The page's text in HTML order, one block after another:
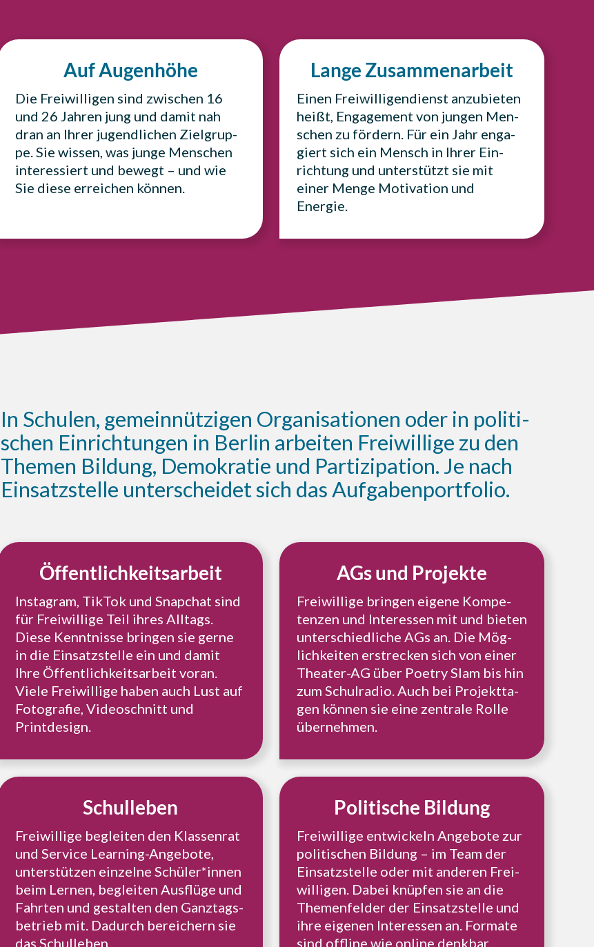
Auf Augen­hö­he
Die Frei­wil­li­gen sind zwi­schen 16
und 26 Jahren jung und damit nah
dran an Ihrer jugend­li­chen Ziel­grup­
pe. Sie wissen, was junge Men­schen
inter­es­siert und bewegt – und wie
Sie diese errei­chen können.
Lange Zusam­men­ar­beit
Einen Frei­wil­li­gen­dienst anzu­bie­ten
heißt, Enga­ge­ment von jungen Men­
schen zu fördern. Für ein Jahr enga­
giert sich ein Mensch in Ihrer Ein­
rich­tung und unter­stützt sie mit
einer Menge Moti­va­ti­on und
Energie.
In Schulen, gemein­nüt­zi­gen Orga­ni­sa­tio­nen oder in poli­ti­
schen Ein­rich­tun­gen in Berlin arbei­ten Frei­wil­li­ge zu den
Themen Bildung, Demo­kra­tie und Par­ti­zi­pa­ti­on. Je nach
Ein­satz­stel­le unter­schei­det sich das Aufgabenportfolio.
Öffent­lich­keits­ar­beit
Insta­gram, TikTok und Snap­chat sind
für Frei­wil­li­ge Teil ihres Alltags.
Diese Kennt­nis­se bringen sie gerne
in die Ein­satz­stel­le ein und damit
Ihre Öffent­lich­keits­ar­beit voran.
Viele Frei­wil­li­ge haben auch Lust auf
Foto­gra­fie, Video­schnitt und
Printdesign.
AGs und Projekte
Frei­wil­li­ge bringen eigene Kom­pe­
ten­zen und Inter­es­sen mit und bieten
unter­schied­li­che AGs an. Die Mög­
lich­kei­ten erstre­cken sich von einer
Theater-AG über Poetry Slam bis hin
zum Schul­ra­dio. Auch bei Pro­jekt­ta­
gen können sie eine zen­tra­le Rolle
übernehmen.
Schul­le­ben
Frei­wil­li­ge beglei­ten den Klas­sen­rat
und Service Lear­ning-Ange­bo­te,
unter­stüt­zen ein­zel­ne Schüler*innen
beim Lernen, beglei­ten Aus­flü­ge und
Fahrten und gestal­ten den Ganz­tags­
be­trieb mit. Dadurch berei­chern sie
das Schulleben.
Poli­ti­sche Bildung
Frei­wil­li­ge ent­wi­ckeln Ange­bo­te zur
poli­ti­schen Bildung – im Team der
Ein­satz­stel­le oder mit anderen Frei­
wil­li­gen. Dabei knüpfen sie an die
The­men­fel­der der Ein­satz­stel­le und
ihre eigenen Inter­es­sen an. Formate
sind offline wie online denkbar.